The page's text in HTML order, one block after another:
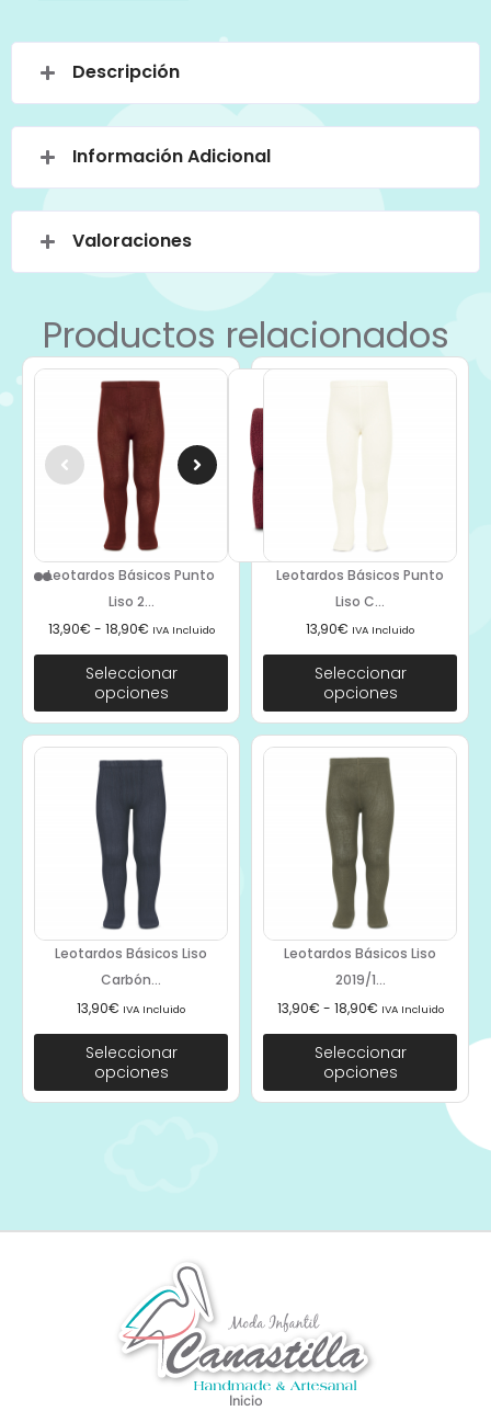
Descripción
Información Adicional
Valoraciones
Productos relacionados
Leotardos Básicos Punto
Liso 2...
13,90€ - 18,90€ IVA Incluido
Seleccionar
opciones
Leotardos Básicos Punto
Liso C...
13,90€ IVA Incluido
Seleccionar
opciones
Leotardos Básicos Liso
Carbón...
13,90€ IVA Incluido
Seleccionar
opciones
Leotardos Básicos Liso
2019/1...
13,90€ - 18,90€ IVA Incluido
Seleccionar
opciones
Inicio